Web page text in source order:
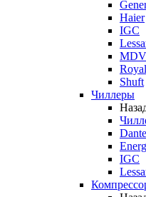
Haier
IGC
MDV
Shuft
Чиллеры
IGC